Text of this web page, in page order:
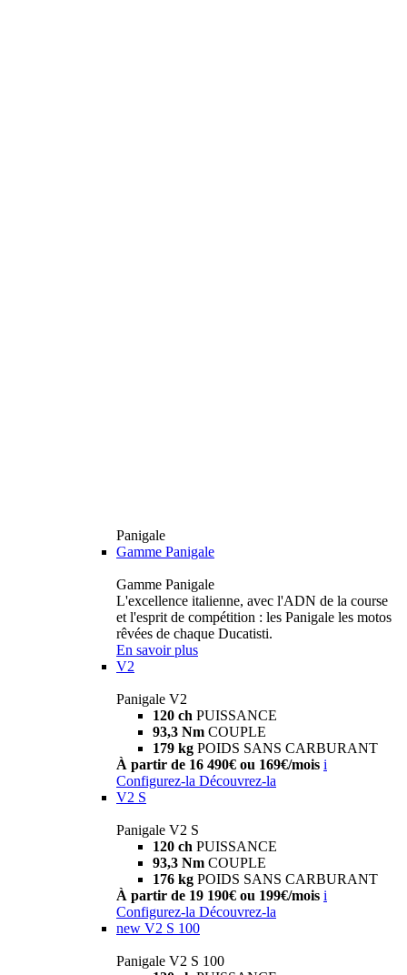
Panigale
Gamme Panigale
Gamme Panigale
L'excellence italienne, avec l'ADN de la course
et l'esprit de compétition : les Panigale les motos
rêvées de chaque Ducatisti.
En savoir plus
V2
Panigale V2
120 ch PUISSANCE
93,3 Nm COUPLE
179 kg POIDS SANS CARBURANT
À partir de 16 490€ ou 169€/mois i
Configurez-la Découvrez-la
V2 S
Panigale V2 S
120 ch PUISSANCE
93,3 Nm COUPLE
176 kg POIDS SANS CARBURANT
À partir de 19 190€ ou 199€/mois i
Configurez-la Découvrez-la
new V2 S 100
Panigale V2 S 100